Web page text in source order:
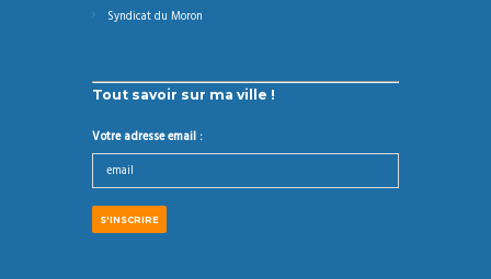
Syndicat du Moron
Tout savoir sur ma ville !
Votre adresse email :